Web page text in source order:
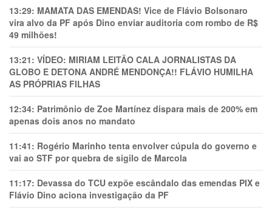
13:29: MAMATA DAS EMENDAS! Vice de Flávio Bolsonaro
vira alvo da PF após Dino enviar auditoria com rombo de R$
49 milhões!
13:21: VÍDEO: MIRIAM LEITÃO CALA JORNALISTAS DA
GLOBO E DETONA ANDRÉ MENDONÇA!! FLÁVIO HUMILHA
AS PRÓPRIAS FILHAS
12:34: Patrimônio de Zoe Martínez dispara mais de 200% em
apenas dois anos no mandato
11:41: Rogério Marinho tenta envolver cúpula do governo e
vai ao STF por quebra de sigilo de Marcola
11:17: Devassa do TCU expõe escândalo das emendas PIX e
Flávio Dino aciona investigação da PF